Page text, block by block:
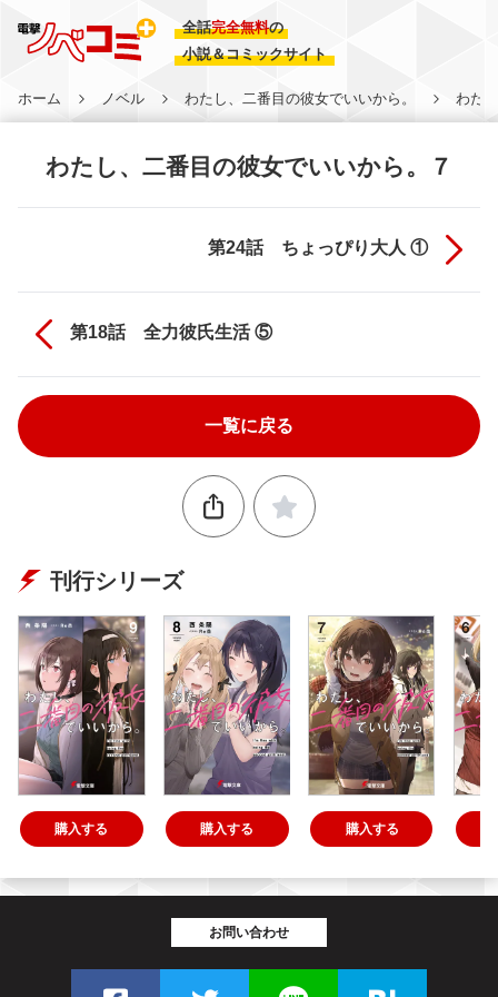
全話完全無料の
小説＆コミックサイト
ホーム ノベル わたし、二番目の彼女でいいから。 わた
わたし、二番目の彼女でいいから。７
第24話 ちょっぴり大人 ①
第18話 全力彼氏生活 ⑤
一覧に戻る
刊行シリーズ
購入する 購入する 購入する
お問い合わせ